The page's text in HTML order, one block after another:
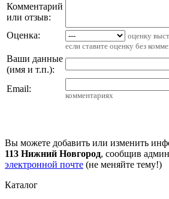
Комментарий
или отзыв:
Оценка:
оценку
если ставите оценку без
Ваши данные
(имя и т.п.):
Email:
комментариях
Вы можете добавить или изменить
113 Нижний Новгород, сообщив
электронной почте (не меняйте тему!)
Каталог